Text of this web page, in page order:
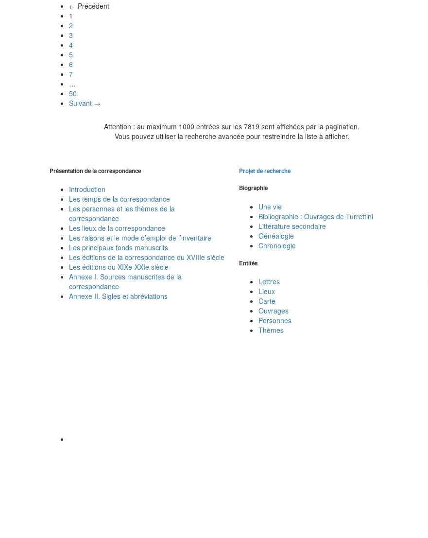
← Précédent
1
2
3
4
5
6
7
…
50
Suivant →
Attention : au maximum 1000 entrées sur les 7819 sont affichées par la pagination.
Vous pouvez utiliser la recherche avancée pour restreindre la liste à afficher.
Présentation de la correspondance
Introduction
Les temps de la correspondance
Les personnes et les thèmes de la
correspondance
Les lieux de la correspondance
Les raisons et le mode d’emploi de l’inventaire
Les principaux fonds manuscrits
Les éditions de la correspondance du XVIIIe siècle
Les éditions du XIXe-XXIe siècle
Annexe I. Sources manuscrites de la
correspondance
Annexe II. Sigles et abréviations
Projet de recherche
Biographie
Une vie
Bibliographie : Ouvrages de Turrettini
Littérature secondaire
Généalogie
Chronologie
Entités
Lettres
Lieux
Carte
Ouvrages
Personnes
Thèmes